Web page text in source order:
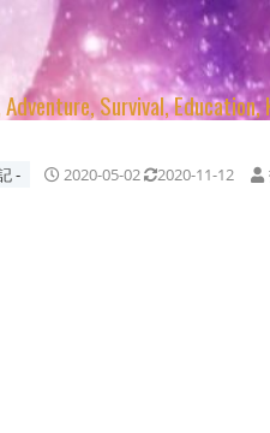
Survival,
‐ 2020-05-02 2020-11-12